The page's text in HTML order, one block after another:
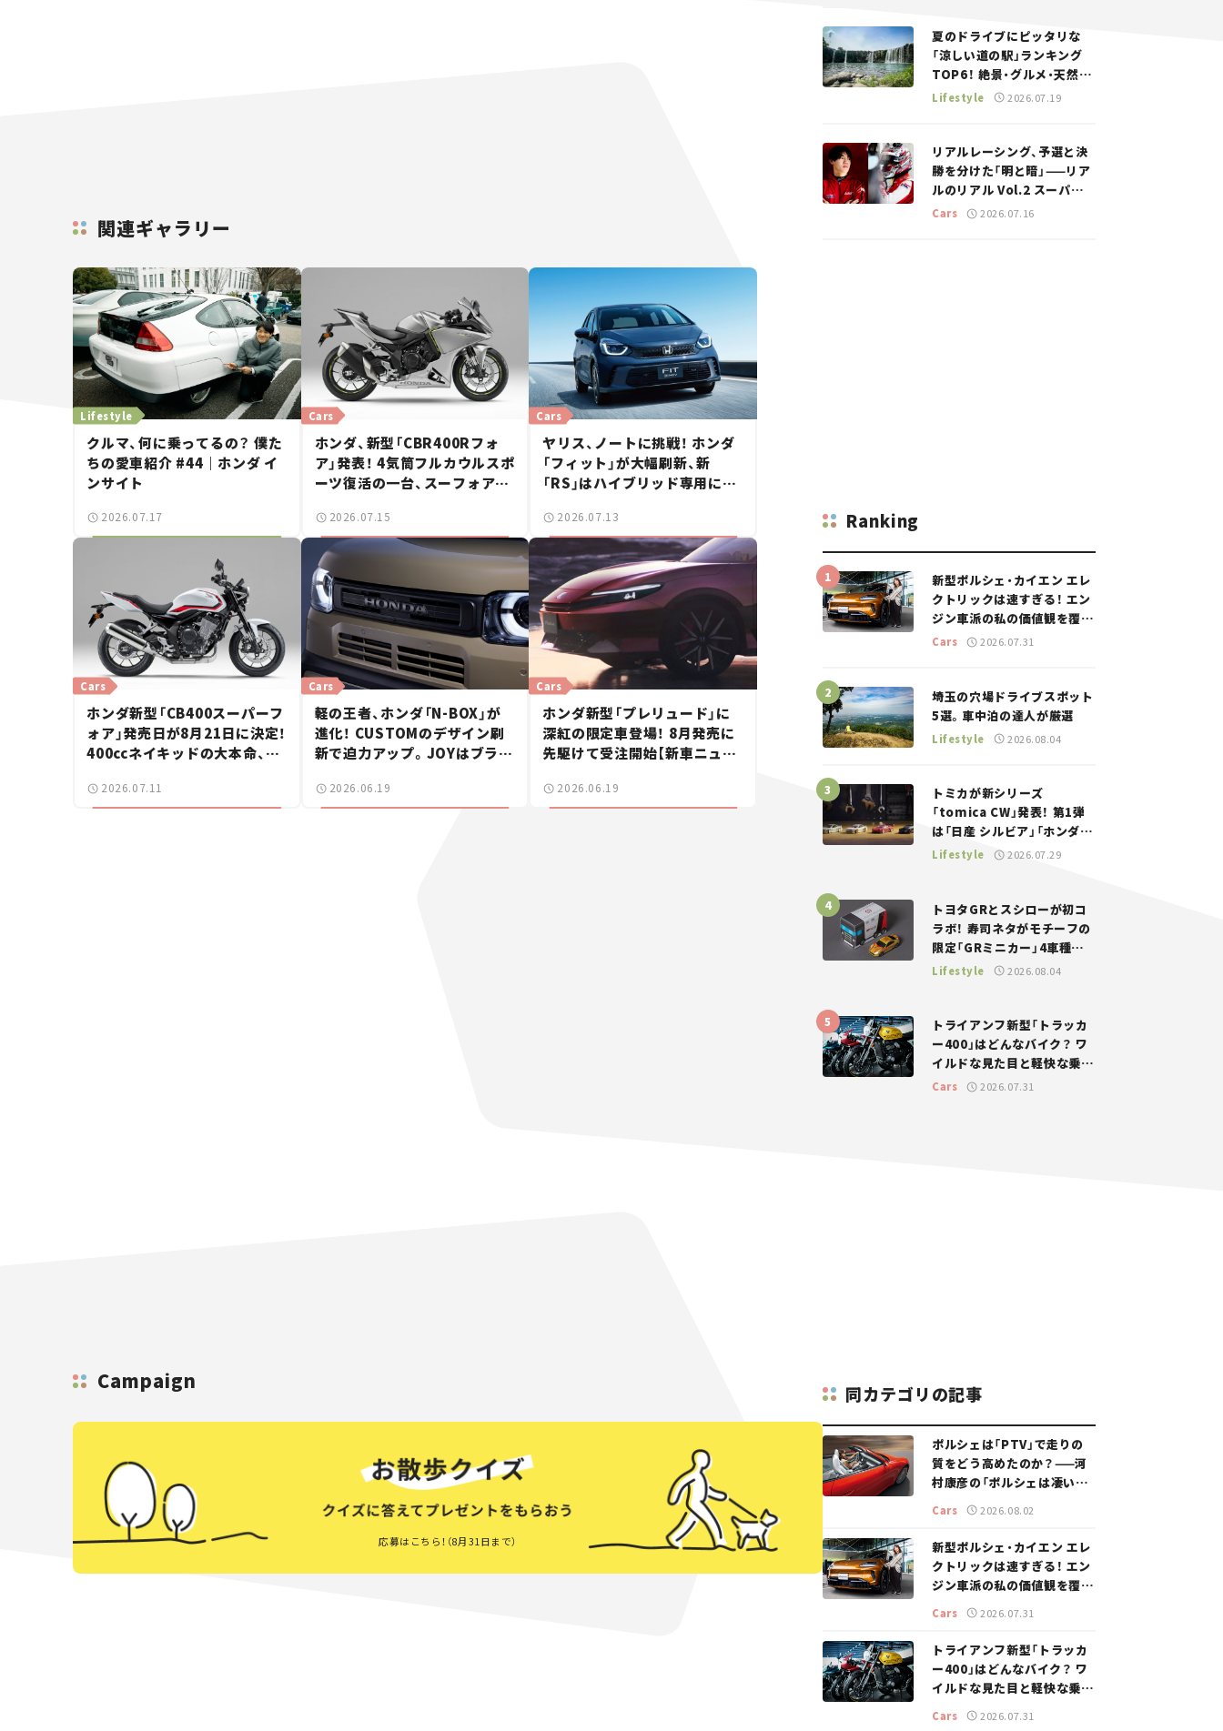
関連ギャラリー
Lifestyle
クルマ、何に乗ってるの？ 僕た
ちの愛車紹介 #44｜ホンダ イ
ンサイト
2026.07.17
Cars
ホンダ、新型「CBR400Rフォ
ア」発表！ 4気筒フルカウルスポ
ーツ復活の一台、スーフォアと
ス】2026.07.15
Cars
ヤリス、ノートに挑戦！ ホンダ
「フィット」が大幅刷新、新
「RS」はハイブリッド専用に
2026.07.13
Cars
ホンダ新型「CB400スーパーフ
ォア」発売日が8月21日に決定！
400ccネイキッドの大本命、価
円【新車ニュース】
2026.07.11
Cars
軽の王者、ホンダ「N-BOX」が
進化！ CUSTOMのデザイン刷
新で迫力アップ。JOYはブラッ
ス】2026.06.19
Cars
ホンダ新型「プレリュード」に
深紅の限定車登場！ 8月発売に
先駆けて受注開始【新車ニュー
2026.06.19
Campaign
応募はこちら！（8月31日まで）
夏のドライブにピッタリな
「涼しい道の駅」ランキング
TOP6！ 絶景・グルメ・天然ク
ーラーなど、避暑におすすめ
Lifestyle 2026.07.19
リアルレーシング、予選と決
勝を分けた「明と暗」——リア
ルのリアル Vol.2 スーパー
GT 2026開幕戦 岡山国際サ
Cars 2026.07.16
Ranking
新型ポルシェ・カイエン エレ
クトリックは速すぎる！ エン
ジン車派の私の価値観を覆し
た、新しいポルシェの走り。
Cars 2026.07.31
埼玉の穴場ドライブスポット
5選。車中泊の達人が厳選
Lifestyle 2026.08.04
トミカが新シリーズ
「tomica CW」発表！ 第1弾
は「日産 シルビア」「ホンダ
NSX」が登場。世界が注目す
Lifestyle 2026.07.29
トヨタGRとスシローが初コ
ラボ！ 寿司ネタがモチーフの
限定「GRミニカー」4車種が
登場。入手方法は？【クルマ
Lifestyle 2026.08.04
トライアンフ新型「トラッカ
ー400」はどんなバイク？ ワ
イルドな見た目と軽快な乗り
味を両立した400ccフラット
Cars 2026.07.31
同カテゴリの記事
ポルシェは「PTV」で走りの
質をどう高めたのか？——河
村康彦の「ポルシェは凄い！」
Cars 2026.08.02
新型ポルシェ・カイエン エレ
クトリックは速すぎる！ エン
ジン車派の私の価値観を覆し
た、新しいポルシェの走り。
Cars 2026.07.31
トライアンフ新型「トラッカ
ー400」はどんなバイク？ ワ
イルドな見た目と軽快な乗り
味を両立した400ccフラット
トラッカー【試乗レビュー】
Cars 2026.07.31